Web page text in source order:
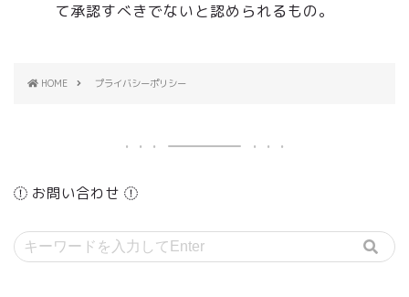
て承認すべきでないと認められるもの。
HOME プライバシーポリシー
お問い合わせ